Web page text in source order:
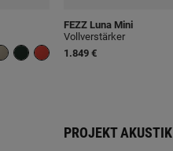
FEZZ Luna Mini
Vollverstärker
1.849 €
PROJEKT AKUSTIK